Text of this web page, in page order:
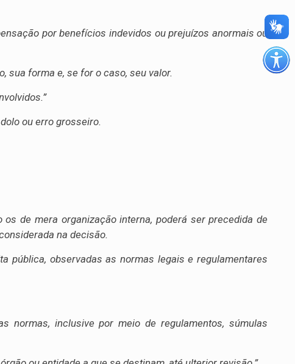
por benefícios indevidos ou prejuízos anormais ou
sua forma e, se for o caso, seu valor.
ou erro grosseiro.
de mera organização interna, poderá ser precedida de
na decisão.
pública, observadas as normas legais e regulamentares
normas, inclusive por meio de regulamentos, súmulas